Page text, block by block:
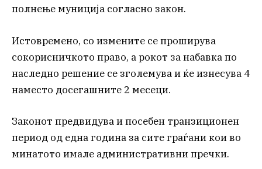
полнење муниција согласно закон.
Истовремено, со измените се проширува
сокорисничкото право, а рокот за набавка по
наследно решение се зголемува и ќе изнесува 4
наместо досегашните 2 месеци.
Законот предвидува и посебен транзиционен
период од една година за сите граѓани кои во
минатото имале административни пречки.